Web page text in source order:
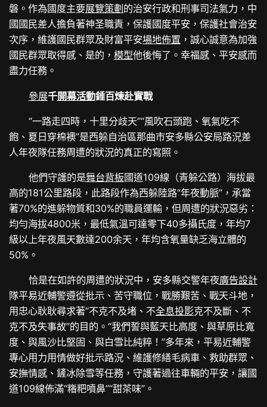
磐。作為國度主要展覽策劃 的治安行政和刑事司法氣力，中
國國民差人擔負著神圣職責，保護國度平安，保護社會治安
次序，維護國民群眾及財富平安場地佈置 ，誠心誠意為加強
國民群眾取得感、是的，模型他後悔了。幸福感、平安感而
盡力任務。
參展千開幕活動錘百煉赴實戰
“一路走四時，十里分歧天”“風吹石頭跑、氧氣吃不
飽、夏日穿棉襖”是西躲自治區那曲市安多縣公安局路況差
人年夜隊任務周遭的狀況的真正的寫照。
他們守護的是舞台背板國道109線（青躲公路）海拔最
高的181公里路段，此路段作為西躲陸路“年夜動脈”，承當
著70%的進躲物質和30%的職員運輸，但周遭的狀況惡劣：
均勻海拔4800米，最低氣溫可達零下40多攝氏度，年均7
級以上年夜風天數達200余天，年均含氧量缺乏海立體的
50%。
恰是在如許的周遭的狀況中，安多縣交警年夜廣告設計
隊平易近輔警遵從批示、苦守職位，戰勝艱苦、戰天斗地，
用忠心耿耿尋求著“不克不及堵、不全息投影克不及斷、不
克不及失事故”的目的。“我們誓與藍天比高度、與草原比寬
度、與風沙比堅固、與白雪比純粹！”多年來，平易近輔警
專心用力用情做好批示路況、維護修繕毛病車、救助群眾、
安撫情感、鏟冰除雪等任務，守護著過往車輛的平安，讓國
道109線佈滿“糌粑噴鼻”“甜茶味”。